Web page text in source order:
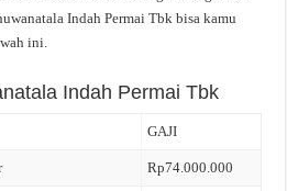
Indah Permai Tbk bisa kamu
ini.
Indah Permai Tbk
GAJI
Rp74.000.000